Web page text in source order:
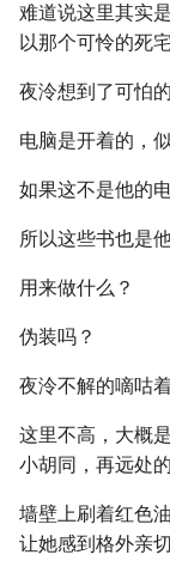
难道说这里其实
以那个可怜的死
夜泠想到了可怕
电脑是开着的，
如果这不是他的
所以这些书也是
用来做什么？
伪装吗？
夜泠不解的嘀咕
这里不高，大概
小胡同，再远处
墙壁上刷着红色
让她感到格外亲切